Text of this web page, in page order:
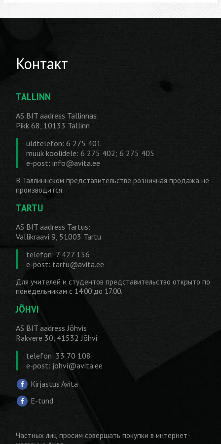
Контакт
TALLINN
AS BIT aadress Tallinnas:
Pikk 68, 10133 Tallinn
üldtelefon: 6 275 401
müük koolidele: 6 275 402; 6 275 405
e-post: info@avita.ee
В Таллиннском представительстве розничная продажа не
производится.
TARTU
AS BIT aadress Tartus:
Vallikraavi 9, 51003 Tartu
telefon: 7 427 156
e-post: tartu@avita.ee
Для учителей и студентов представительство открыто по
понедельникам с 14.00 до 17.00.
JÕHVI
AS BIT aadress Jõhvis:
Rakvere 30, 41532 Jõhvi
telefon: 33 70 108
e-post: johvi@avita.ee
Kirjastus Avita
E-tund
Частных лиц просим совершать покупки в интернет-